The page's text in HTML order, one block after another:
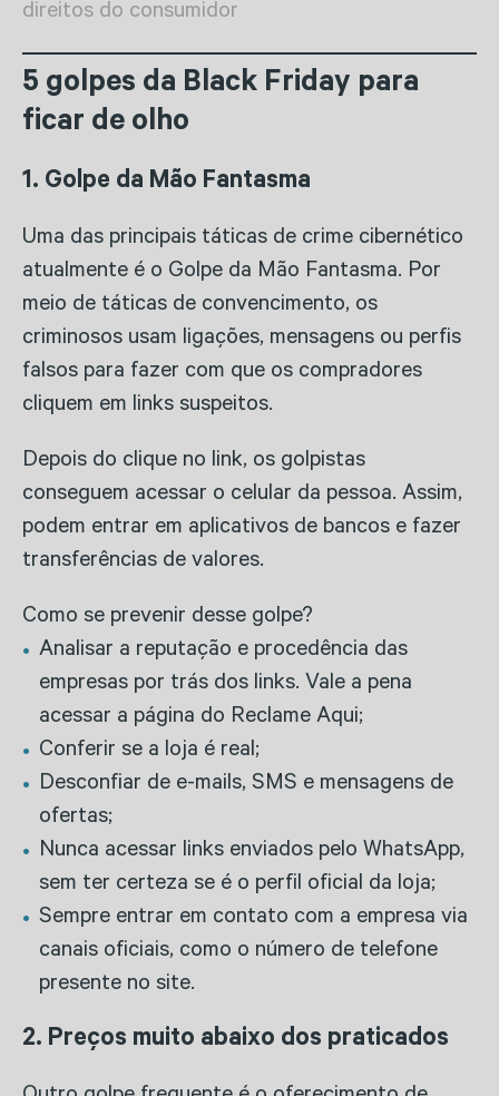
direitos do consumidor
5 golpes da Black Friday para
ficar de olho
1. Golpe da Mão Fantasma
Uma das principais táticas de crime cibernético
atualmente é o Golpe da Mão Fantasma. Por
meio de táticas de convencimento, os
criminosos usam ligações, mensagens ou perfis
falsos para fazer com que os compradores
cliquem em links suspeitos.
Depois do clique no link, os golpistas
conseguem acessar o celular da pessoa. Assim,
podem entrar em aplicativos de bancos e fazer
transferências de valores.
Como se prevenir desse golpe?
Analisar a reputação e procedência das
empresas por trás dos links. Vale a pena
acessar a página do Reclame Aqui;
Conferir se a loja é real;
Desconfiar de e-mails, SMS e mensagens de
ofertas;
Nunca acessar links enviados pelo WhatsApp,
sem ter certeza se é o perfil oficial da loja;
Sempre entrar em contato com a empresa via
canais oficiais, como o número de telefone
presente no site.
2. Preços muito abaixo dos praticados